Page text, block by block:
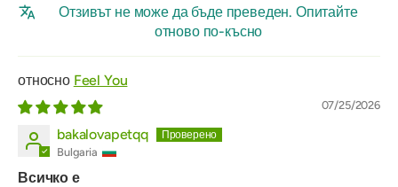
Отзивът не може да бъде преведен. Опитайте
отново по-късно
Feel You
07/25/2026
bakalovapetqq
Bulgaria
Всичко е